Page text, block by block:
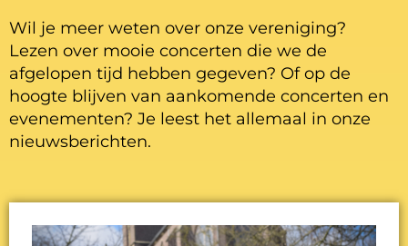
Wil je meer weten over onze vereniging?
Lezen over mooie concerten die we de
afgelopen tijd hebben gegeven? Of op de
hoogte blijven van aankomende concerten en
evenementen? Je leest het allemaal in onze
nieuwsberichten.